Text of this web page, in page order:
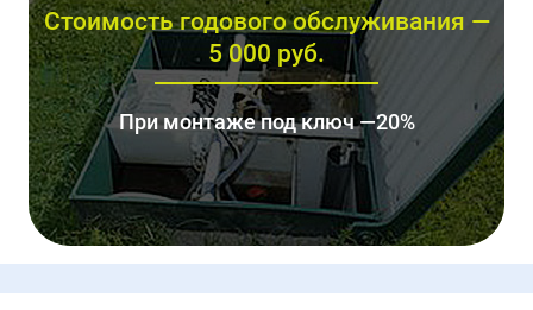
Стоимость годового обслуживания —
5 000 руб.
При монтаже под ключ —20%